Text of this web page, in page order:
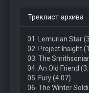
Треклист архива
01. Lemurian Star
02. Project Insight
03. The
04. An Old Friend
05. Fury (4:07)
06. The Winter